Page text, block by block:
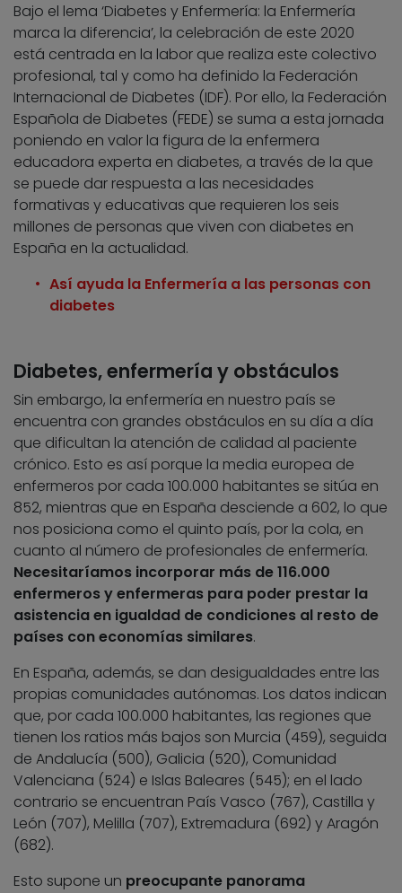
Bajo el lema ‘Diabetes y Enfermería: la Enfermería
marca la diferencia’, la celebración de este 2020
está centrada en la labor que realiza este colectivo
profesional, tal y como ha definido la Federación
Internacional de Diabetes (IDF). Por ello, la Federación
Española de Diabetes (FEDE) se suma a esta jornada
poniendo en valor la figura de la enfermera
educadora experta en diabetes, a través de la que
se puede dar respuesta a las necesidades
formativas y educativas que requieren los seis
millones de personas que viven con diabetes en
España en la actualidad.
Así ayuda la Enfermería a las personas con
diabetes
Diabetes, enfermería y obstáculos
Sin embargo, la enfermería en nuestro país se
encuentra con grandes obstáculos en su día a día
que dificultan la atención de calidad al paciente
crónico. Esto es así porque la media europea de
enfermeros por cada 100.000 habitantes se sitúa en
852, mientras que en España desciende a 602, lo que
nos posiciona como el quinto país, por la cola, en
cuanto al número de profesionales de enfermería.
Necesitaríamos incorporar más de 116.000
enfermeros y enfermeras para poder prestar la
asistencia en igualdad de condiciones al resto de
países con economías similares.
En España, además, se dan desigualdades entre las
propias comunidades autónomas. Los datos indican
que, por cada 100.000 habitantes, las regiones que
tienen los ratios más bajos son Murcia (459), seguida
de Andalucía (500), Galicia (520), Comunidad
Valenciana (524) e Islas Baleares (545); en el lado
contrario se encuentran País Vasco (767), Castilla y
León (707), Melilla (707), Extremadura (692) y Aragón
(682).
Esto supone un preocupante panorama